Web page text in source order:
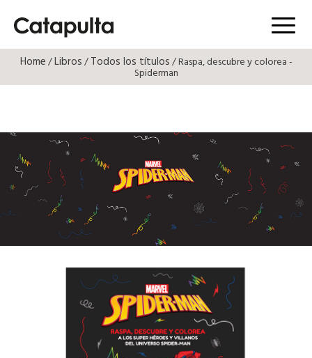
Menú
Home/Libros/Todos los títulos/ Raspa, descubre y colorea -
Spiderman